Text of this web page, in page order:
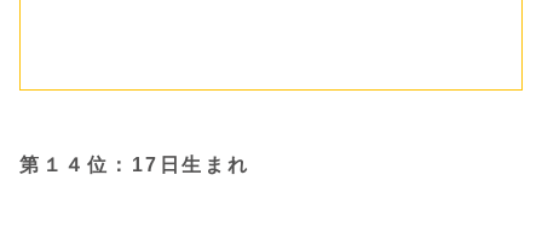
第１４位：17日生まれ